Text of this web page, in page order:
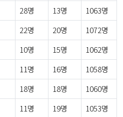
28명 13명
1063명
22명 20명
1072명
10명 15명
1062명
11명 16명
1058명
18명 18명
1060명
11명 19명
1053명